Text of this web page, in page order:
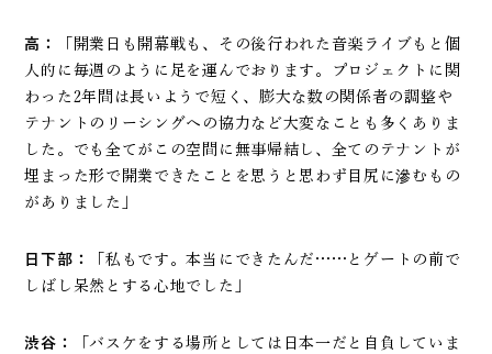
高：
「開業日も開幕戦も、その後行われた音楽ライブもと個
人的に毎週のように足を運んでおります。プロジェクトに関
わった2年間は長いようで短く、膨大な数の関係者の調整や
テナントのリーシングへの協力など大変なことも多くありま
した。でも全てがこの空間に無事帰結し、全てのテナントが
埋まった形で開業できたことを思うと思わず目尻に滲むもの
がありました」
日下部：
「私もです。本当にできたんだ……とゲートの前で
しばし呆然とする心地でした」
渋谷：
「バスケをする場所としては日本一だと自負していま